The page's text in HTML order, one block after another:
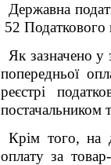
Державна
52 Податкового
Як зазначено у
попередньої
реєстрі
постачальником
Крім того, на
оплату за